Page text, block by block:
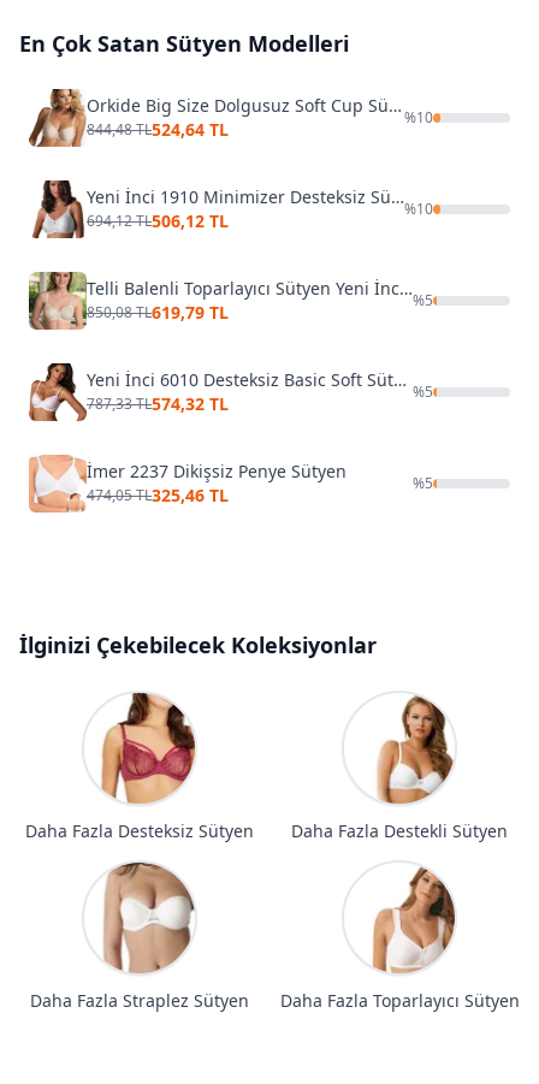
En Çok Satan Sütyen Modelleri
Orkide Big Size Dolgusuz Soft Cup Sütyen 8100
844,48 TL524,64 TL
%10
Yeni İnci 1910 Minimizer Desteksiz Sütyen
694,12 TL506,12 TL
%10
Telli Balenli Toparlayıcı Sütyen Yeni İnci 1710
850,08 TL619,79 TL
%5
Yeni İnci 6010 Desteksiz Basic Soft Sütyen
787,33 TL574,32 TL
%5
İmer 2237 Dikişsiz Penye Sütyen
474,05 TL325,46 TL
%5
İlginizi Çekebilecek Koleksiyonlar
Daha Fazla Desteksiz Sütyen Daha Fazla Destekli Sütyen
Daha Fazla Straplez Sütyen Daha Fazla Toparlayıcı Sütyen